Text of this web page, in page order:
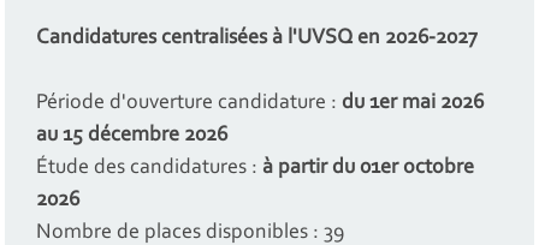
Candidatures centralisées à l'UVSQ en 2026-2027
Période d'ouverture candidature : du 1er mai 2026
au 15 décembre 2026
Étude des candidatures : à partir du 01er octobre
2026
Nombre de places disponibles : 39